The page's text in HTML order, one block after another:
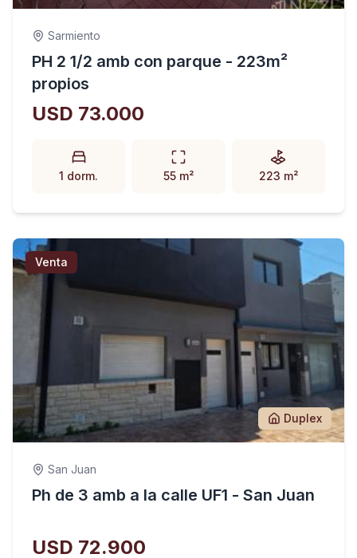
Sarmiento
PH 2 1/2 amb con parque - 223m²
propios
USD 73.000
1 dorm. 55 m² 223 m²
Venta
Duplex
San Juan
Ph de 3 amb a la calle UF1 - San Juan
USD 72.900